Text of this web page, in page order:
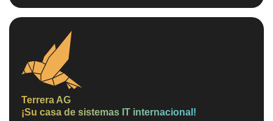
Terrera AG
¡Su casa de sistemas IT internacional!